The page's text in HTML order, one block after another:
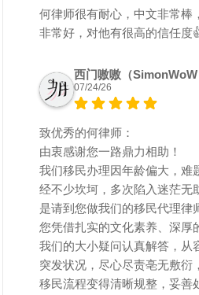
何律师很有耐心，中文非常棒
非常好，对他有很高的信任度
西门嗷嗷（SimonWoW
07/24/26
致优秀的何律师：
由衷感谢您一路鼎力相助！
我们移民办理因年龄偏大，难
经不少坎坷，多次陷入迷茫无
是请到您做我们的移民代理律
您凭借扎实的文化素养、深厚
我们的大小疑问认真解答，从
突发状况，尽心尽责亳无敷衍
移民流程变得清晰规整，妥善